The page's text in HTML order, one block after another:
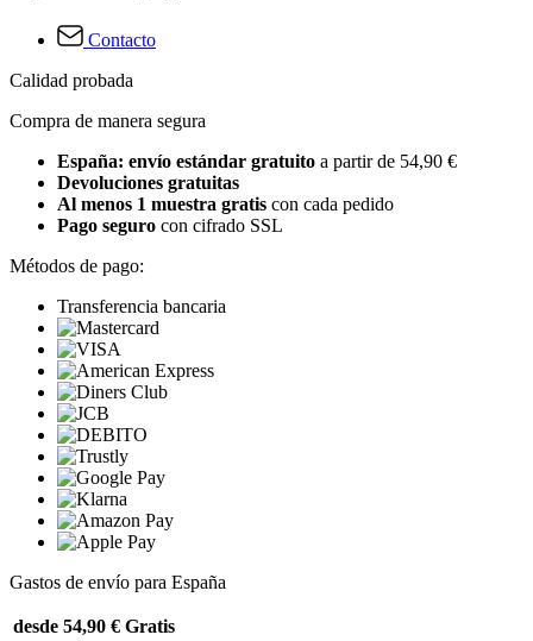
Contacto
Calidad probada
Compra de manera segura
España: envío estándar gratuito a partir de 54,90 €
Devoluciones gratuitas
Al menos 1 muestra gratis con cada pedido
Pago seguro con cifrado SSL
Métodos de pago:
Transferencia bancaria
Gastos de envío para España
desde 54,90 € Gratis